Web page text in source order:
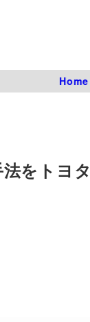
Home
をトヨ